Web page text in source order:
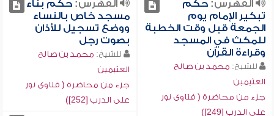
الفهرس:حكم
تبكير الإمام يوم
الجمعة قبل وقت الخطبة
للمكث في المسجد
وقراءة القرآن
للشيخ: محمد بن صالح
العثيمين
جزء من محاضرة ( فتاوى نور
على الدرب [249])
الفهرس:حكم بناء
مسجد خاص بالنساء
ووضع تسجيل للأذان
بصوت رجل
للشيخ: محمد بن صالح
العثيمين
جزء من محاضرة ( فتاوى نور
على الدرب [252])